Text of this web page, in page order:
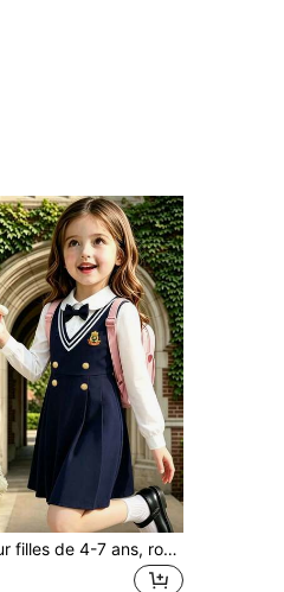
Robe pour filles de 4-7 ans, robe patchwork à nœud 3D et couleurs contrastées, style preppy convenant pour le port quotidien et les fêtes de vacances